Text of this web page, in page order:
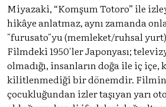
Miyazaki, “Komşum Totoro” ile
hikâye anlatmaz, aynı zamanda
"furusato"yu (memleket/ruhsal
Filmdeki 1950'ler Japonyası;
olmadığı, insanların doğa ile iç içe,
kilitlenmediği bir dönemdir.
çocukluğundan izler taşıyan yarı